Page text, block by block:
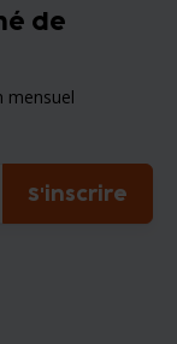
de
mensuel
S'inscrire